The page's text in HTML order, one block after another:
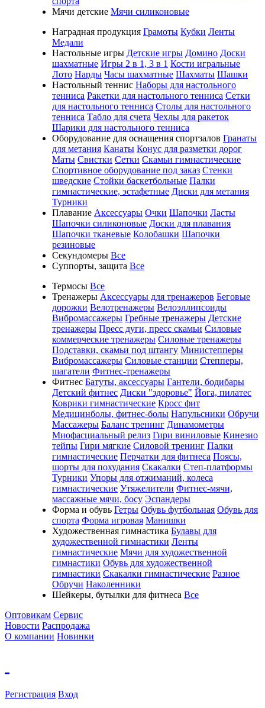
Мячи детские Мячи силиконовые
Наградная продукция Грамоты Кубки Ленты
Медали
Настольные игры Детские игры Домино Доски
шахматные Игры 2 в 1, 3 в 1 Кости игральные
Лото Нарды Часы шахматные Шахматы Шашки
Настольный теннис Наборы для настольного
тенниса Ракетки для настольного тенниса Сетки
для настольного тенниса Столы для настольного
тенниса Табло для счета Чехлы для ракеток
Шарики для настольного тенниса
Оборудование для оснащения спортзалов Гранаты
для метания Канаты Конус для разметки дорог
Маты Свистки Сетки Скамьи гимнастические
Спортивное оборудование под заказ Стенки
шведские Стойки баскетбольные Палки
гимнастические, эстафетные Диски для метания
Турники
Плавание Аксессуары Очки Шапочки Ласты
Шапочки силиконовые Доски для плавания
Шапочки тканевые Колобашки Шапочки
резиновые
Секундомеры Все
Суппорты, защита Все
Термосы Все
Тренажеры Аксессуары для тренажеров Беговые
дорожки Велотренажеры Велоэллипсоиды
Вибромассажеры Гребные тренажеры Детские
тренажеры Пресс дуги, пресс скамьи Силовые
коммерческие тренажеры Силовые тренажеры
Подставки, скамьи под штангу Министепперы
Вибромассажеры Силовые станции Степперы,
шагатели Фитнес-тренажеры
Фитнес Батуты, аксессуары Гантели, бодибары
Детский фитнес Диски "здоровье" Йога, пилатес
Коврики гимнастические Кросс фит
Медицинболы, фитнес-болы Напульсники Обручи
Массажеры Баланс тренинг Динамометры
Миофасциальный релиз Гири виниловые Кинезио
тейпы Гири мягкие Силовой тренинг Палки
гимнастические Перчатки для фитнеса Поясы,
шорты для похудания Скакалки Степ-платформы
Турники Упоры для отжиманий, колеса
гимнастические Утяжелители Фитнес-мячи,
массажные мячи, босу Эспандеры
Форма и обувь Гетры Обувь футбольная Обувь для
спорта Форма игровая Манишки
Художественная гимнастика Булавы для
художественной гимнастики Ленты
гимнастические Мячи для художественной
гимнастики Обувь для художественной
гимнастики Скакалки гимнастические Разное
Обручи Наколенники
Шейкеры, бутылки для фитнеса Все
Оптовикам Сервис
Новости Распродажа
О компании Новинки
Регистрация Вход